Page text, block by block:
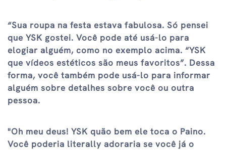
“Sua roupa na festa estava fabulosa. Só pensei
que YSK gostei. Você pode até usá-lo para
elogiar alguém, como no exemplo acima. “YSK
que vídeos estéticos são meus favoritos”. Dessa
forma, você também pode usá-lo para informar
alguém sobre detalhes sobre você ou outra
pessoa.
"Oh meu deus! YSK quão bem ele toca o Paino.
Você poderia literally adoraria se você já o